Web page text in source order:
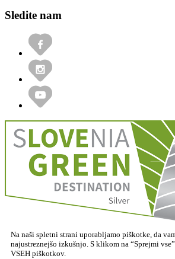
Sledite nam
Na naši spletni strani uporabljamo piškotke, da
najustreznejšo izkušnjo. S klikom na “Sprejmi
VSEH piškotkov.